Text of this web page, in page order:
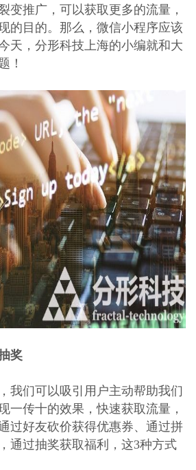
推广，可以获取更多的流量，
的目的。那么，微信小程序应该
天，分形科技上海的小编就和大
！
奖
们可以吸引用户主动帮助我们
一传十的效果，快速获取流量，
过好友砍价获得优惠券、通过拼
通过抽奖获取福利，这3种方式